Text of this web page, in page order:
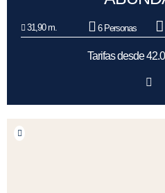
31,90 m. 6 Personas
Tarifas desde